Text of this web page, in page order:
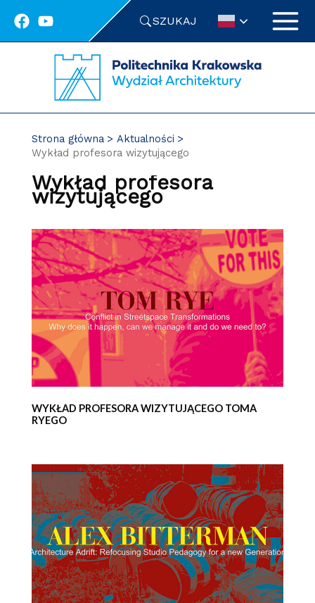
SZUKAJ
Strona główna
Aktualności
Wykład profesora wizytującego
Wykład profesora
wizytującego
WYKŁAD PROFESORA WIZYTUJĄCEGO TOMA
RYEGO